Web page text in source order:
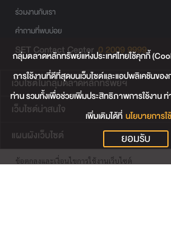
ร่วมงานกับเรา
คำถามที่พบบ่อย
SET Contact Center 0 2009 9999
เว็บไซต์ในกลุ่มตลาดหลักทรัพย์ฯ
เว็บไซต์น่าสนใจ
แผนผังเว็บไซต์
ข้อตกลงและเงื่อนไขการใช้งานเว็บไซต์
กลุ่มตลาดหลักทรัพย์แห่งประเทศไทยใช้คุกกี้
การใช้งานที่ดีที่สุดบนเว็บไซต์และแอปพลิเคชันข
ท่าน รวมทั้งเพื่อช่วยเพิ่มประสิทธิภาพการใช้งาน
เพิ่มเติมได้ที่ นโยบายการ
ยอมรับ